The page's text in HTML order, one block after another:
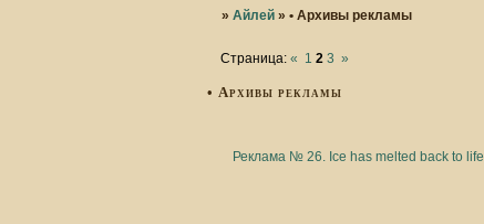
»Айлей »• Архивы рекламы
• Архивы рекламы
Страница:« 1 2 3 »
Реклама № 26. Ice has melted back to life